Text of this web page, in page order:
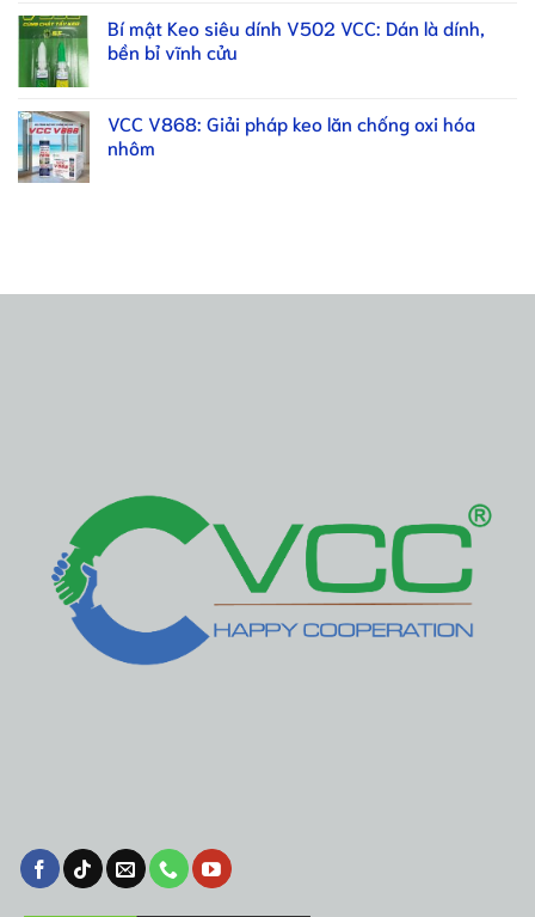
Bí mật Keo siêu dính V502 VCC: Dán là dính,
bền bỉ vĩnh cửu
VCC V868: Giải pháp keo lăn chống oxi hóa
nhôm